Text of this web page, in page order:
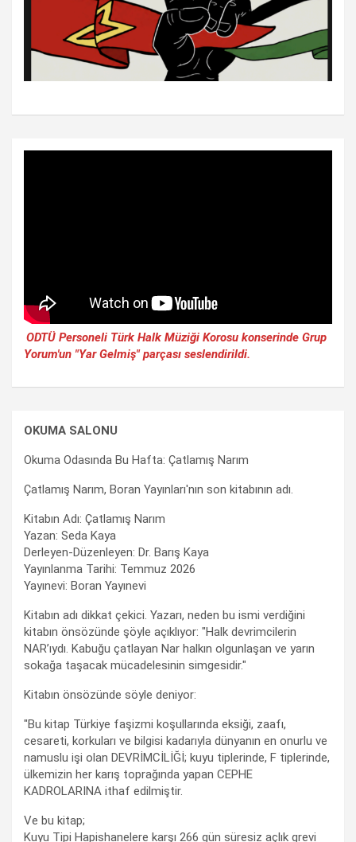
ODTÜ Personeli Türk Halk Müziği Korosu konserinde Grup
Yorum'un "Yar Gelmiş" parçası seslendirildi.
OKUMA SALONU
Okuma Odasında Bu Hafta: Çatlamış Narım
Çatlamış Narım, Boran Yayınları'nın son kitabının adı.
Kitabın Adı: Çatlamış Narım
Yazan: Seda Kaya
Derleyen-Düzenleyen: Dr. Barış Kaya
Yayınlanma Tarihi: Temmuz 2026
Yayınevi: Boran Yayınevi
Kitabın adı dikkat çekici. Yazarı, neden bu ismi verdiğini
kitabın önsözünde şöyle açıklıyor: "Halk devrimcilerin
NAR’ıydı. Kabuğu çatlayan Nar halkın olgunlaşan ve yarın
sokağa taşacak mücadelesinin simgesidir."
Kitabın önsözünde söyle deniyor:
"Bu kitap Türkiye faşizmi koşullarında eksiği, zaafı,
cesareti, korkuları ve bilgisi kadarıyla dünyanın en onurlu ve
namuslu işi olan DEVRİMCİLİĞİ; kuyu tiplerinde, F tiplerinde,
ülkemizin her karış toprağında yapan CEPHE
KADROLARINA ithaf edilmiştir.
Ve bu kitap;
Kuyu Tipi Hapishanelere karşı 266 gün süresiz açlık grevi